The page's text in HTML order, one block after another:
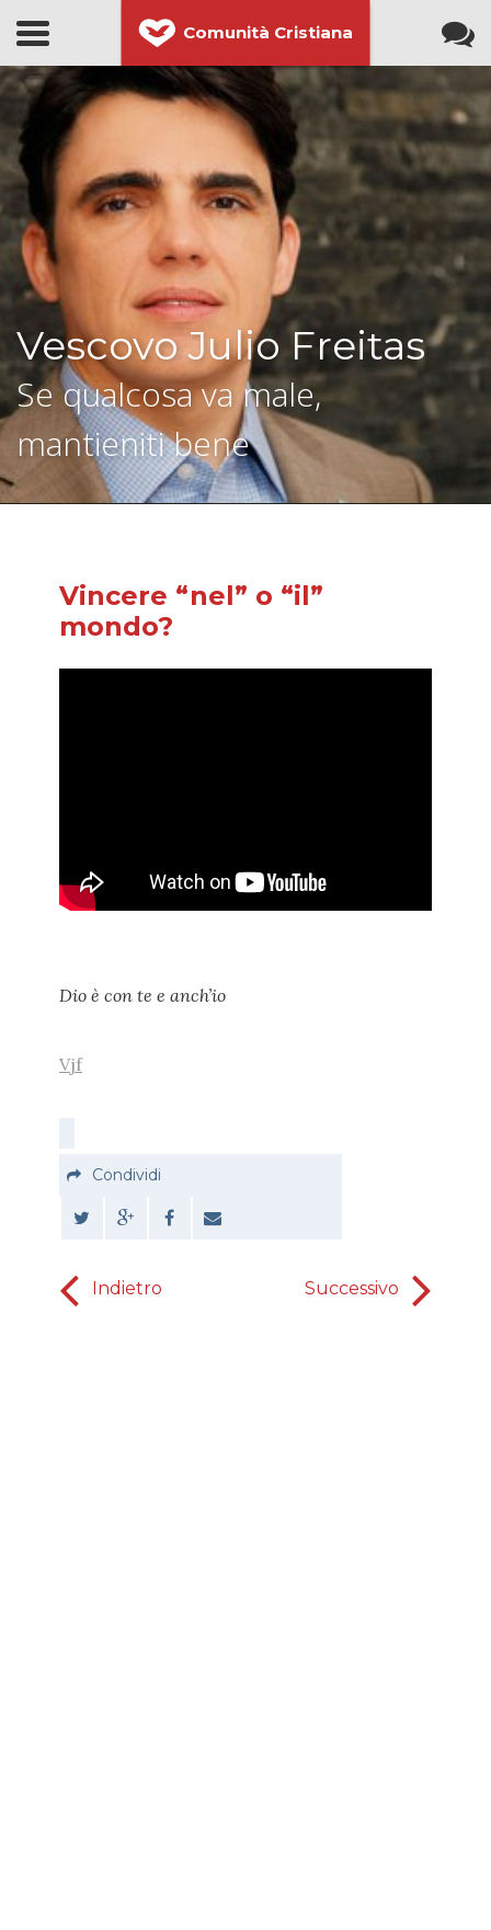
Comunità Cristiana
Vescovo Julio Freitas
Se qualcosa va male,
mantieniti bene
Vincere “nel” o “il”
mondo?
Dio è con te e anch’io
Vjf
Condividi
Indietro Successivo
L'Allegria
della sua